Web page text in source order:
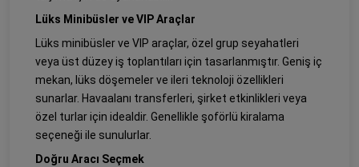
Lüks Minibüsler ve VIP Araçlar
Lüks minibüsler ve VIP araçlar, özel grup seyahatleri
veya üst düzey iş toplantıları için tasarlanmıştır. Geniş iç
mekan, lüks döşemeler ve ileri teknoloji özellikleri
sunarlar. Havaalanı transferleri, şirket etkinlikleri veya
özel turlar için idealdir. Genellikle şoförlü kiralama
seçeneği ile sunulurlar.
Doğru Aracı Seçmek